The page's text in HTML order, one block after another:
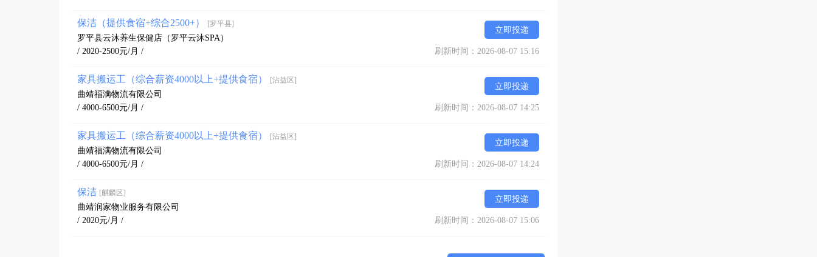
保洁（提供食宿+综合2500+） [罗平县]
立即投递
罗平县云沐养生保健店（罗平云沐SPA）
/ 2020-2500元/月 /
刷新时间：2026-08-07 15:16
家具搬运工（综合薪资4000以上+提供食宿） [沾益区]
立即投递
曲靖福满物流有限公司
/ 4000-6500元/月 /
刷新时间：2026-08-07 14:25
家具搬运工（综合薪资4000以上+提供食宿） [沾益区]
立即投递
曲靖福满物流有限公司
/ 4000-6500元/月 /
刷新时间：2026-08-07 14:24
保洁 [麒麟区]
立即投递
曲靖润家物业服务有限公司
/ 2020元/月 /
刷新时间：2026-08-07 15:06